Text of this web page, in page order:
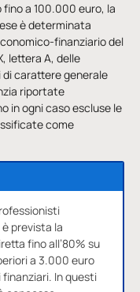
a 100.000 euro, la
è determinata
finanziario del
lettera A, delle
di carattere generale
riportate
in ogni caso escluse le
come
prevista la
fino all’80% su
a 3.000 euro
In questi